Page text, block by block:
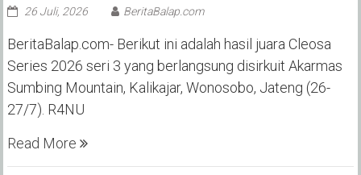
26 Juli, 2026 BeritaBalap.com
BeritaBalap.com- Berikut ini adalah hasil juara Cleosa
Series 2026 seri 3 yang berlangsung disirkuit Akarmas
Sumbing Mountain, Kalikajar, Wonosobo, Jateng (26-
27/7). R4NU
Read More